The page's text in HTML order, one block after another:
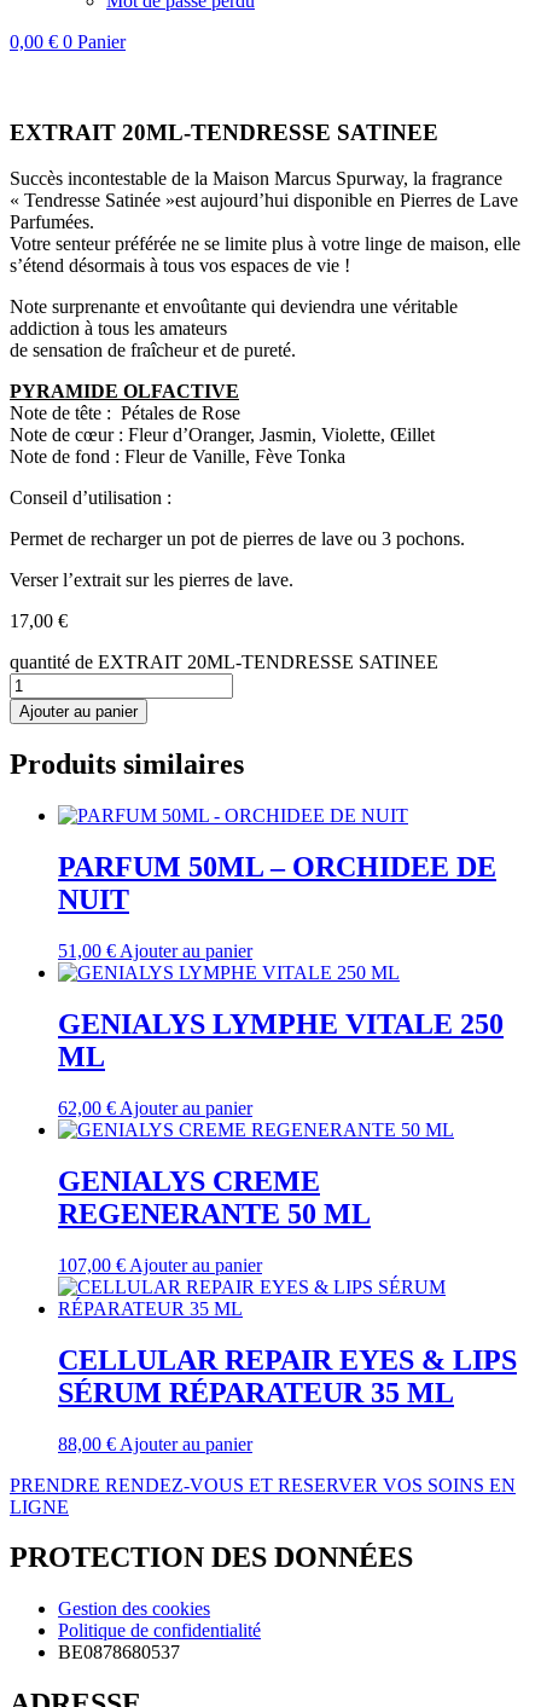
0,00 € 0 Panier
EXTRAIT 20ML-TENDRESSE SATINEE
Succès incontestable de la Maison Marcus Spurway, la fragrance
« Tendresse Satinée »est aujourd’hui disponible en Pierres de Lave
Parfumées.
Votre senteur préférée ne se limite plus à votre linge de maison, elle
s’étend désormais à tous vos espaces de vie !
Note surprenante et envoûtante qui deviendra une véritable
addiction à tous les amateurs
de sensation de fraîcheur et de pureté.
PYRAMIDE OLFACTIVE
Note de tête : Pétales de Rose
Note de cœur : Fleur d’Oranger, Jasmin, Violette, Œillet
Note de fond : Fleur de Vanille, Fève Tonka
Conseil d’utilisation :
Permet de recharger un pot de pierres de lave ou 3 pochons.
Verser l’extrait sur les pierres de lave.
17,00 €
quantité de EXTRAIT 20ML-TENDRESSE SATINEE
Ajouter au panier
Produits similaires
PARFUM 50ML – ORCHIDEE DE
NUIT
51,00 € Ajouter au panier
GENIALYS LYMPHE VITALE 250
ML
62,00 € Ajouter au panier
GENIALYS CREME
REGENERANTE 50 ML
107,00 € Ajouter au panier
CELLULAR REPAIR EYES & LIPS
SÉRUM RÉPARATEUR 35 ML
88,00 € Ajouter au panier
PRENDRE RENDEZ-VOUS ET RESERVER VOS SOINS EN
LIGNE
PROTECTION DES DONNÉES
Gestion des cookies
Politique de confidentialité
BE0878680537